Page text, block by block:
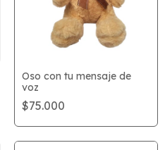
Oso con tu mensaje de
voz
$75.000